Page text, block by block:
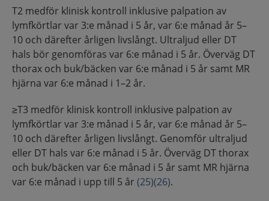
T2 medför klinisk kontroll inklusive palpation av
lymfkörtlar var 3:e månad i 5 år, var 6:e månad år 5–
10 och därefter årligen livslångt. Ultraljud eller DT
hals bör genomföras var 6:e månad i 5 år. Överväg DT
thorax och buk/bäcken var 6:e månad i 5 år samt MR
hjärna var 6:e månad i 1–2 år.
≥T3 medför klinisk kontroll inklusive palpation av
lymfkörtlar var 3:e månad i 5 år, var 6:e månad år 5–
10 och därefter årligen livslångt. Genomför ultraljud
eller DT hals var 6:e månad i 5 år. Överväg DT thorax
och buk/bäcken var 6:e månad i 5 år samt MR hjärna
var 6:e månad i upp till 5 år (25)(26).